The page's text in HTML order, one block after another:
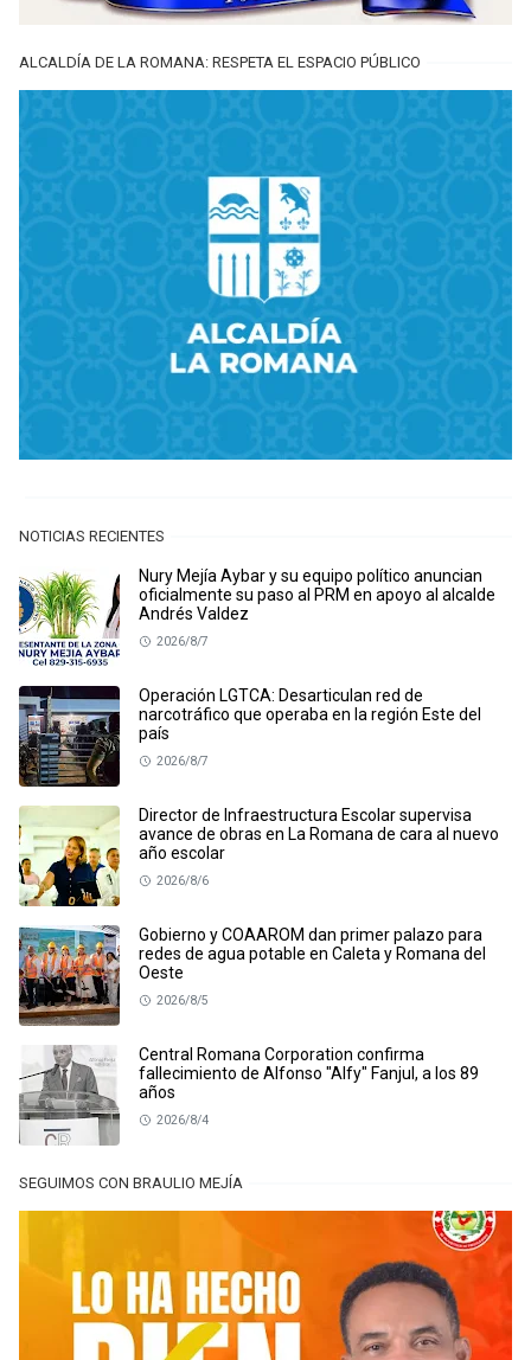
ALCALDÍA DE LA ROMANA: RESPETA EL ESPACIO PÚBLICO
NOTICIAS RECIENTES
Nury Mejía Aybar y su equipo político anuncian
oficialmente su paso al PRM en apoyo al alcalde
Andrés Valdez
2026/8/7
Operación LGTCA: Desarticulan red de
narcotráfico que operaba en la región Este del
país
2026/8/7
Director de Infraestructura Escolar supervisa
avance de obras en La Romana de cara al nuevo
año escolar
2026/8/6
Gobierno y COAAROM dan primer palazo para
redes de agua potable en Caleta y Romana del
Oeste
2026/8/5
Central Romana Corporation confirma
fallecimiento de Alfonso "Alfy" Fanjul, a los 89
años
2026/8/4
SEGUIMOS CON BRAULIO MEJÍA